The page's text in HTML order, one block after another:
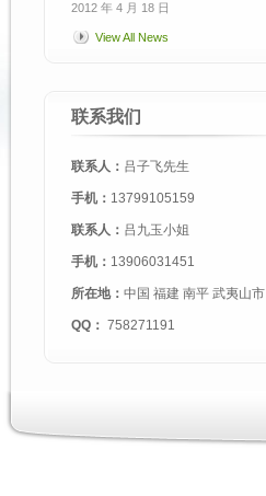
2012 年 4 月 18 日
View All News
联系我们
联系人： 吕子飞先生
手机： 13799105159
联系人： 吕九玉小姐
手机： 13906031451
所在地： 中国 福建 南平 武夷山市
QQ： 758271191